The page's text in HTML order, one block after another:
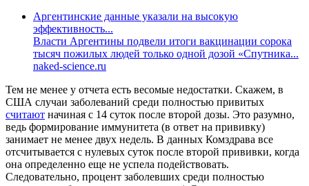
Аргентинские данные указали на высокую
эффективность...
Власти Аргентины подвели итоги вакцинации сорока
тысяч пожилых людей только одной дозой «Спутника...
naked-science.ru
Тем не менее у отчета есть весомые недостатки. Скажем, в
США случаи заболеваний среди полностью привитых
считают начиная с 14 суток после второй дозы. Это разумно,
ведь формирование иммунитета (в ответ на прививку)
занимает не менее двух недель. В данных Комздрава все
отсчитывается с нулевых суток после второй прививки, когда
она определенно еще не успела подействовать.
Следовательно, процент заболевших среди полностью